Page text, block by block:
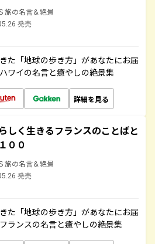
旅の名言＆絶景
発売
た「地球の歩き方」があなたにお届
ワイの名言と癒やしの絶景集
詳細を見る
しく生きるフランスのことばと
００
旅の名言＆絶景
発売
た「地球の歩き方」があなたにお届
ランスの名言と癒やしの絶景集